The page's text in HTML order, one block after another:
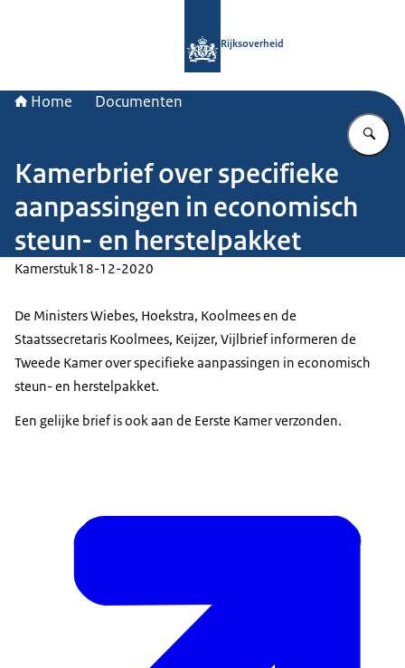
Rijksoverheid
Home Documenten
Kamerbrief over specifieke
aanpassingen in economisch
steun- en herstelpakket
Kamerstuk18-12-2020
De Ministers Wiebes, Hoekstra, Koolmees en de
Staatssecretaris Koolmees, Keijzer, Vijlbrief informeren de
Tweede Kamer over specifieke aanpassingen in economisch
steun- en herstelpakket.
Een gelijke brief is ook aan de Eerste Kamer verzonden.